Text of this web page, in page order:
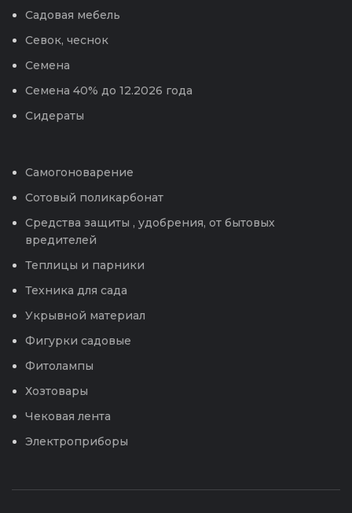
Садовая мебель
Севок, чеснок
Семена
Семена 40% до 12.2026 года
Сидераты
Самогоноварение
Сотовый поликарбонат
Средства защиты , удобрения, от бытовых
вредителей
Теплицы и парники
Техника для сада
Укрывной материал
Фигурки садовые
Фитолампы
Хозтовары
Чековая лента
Электроприборы